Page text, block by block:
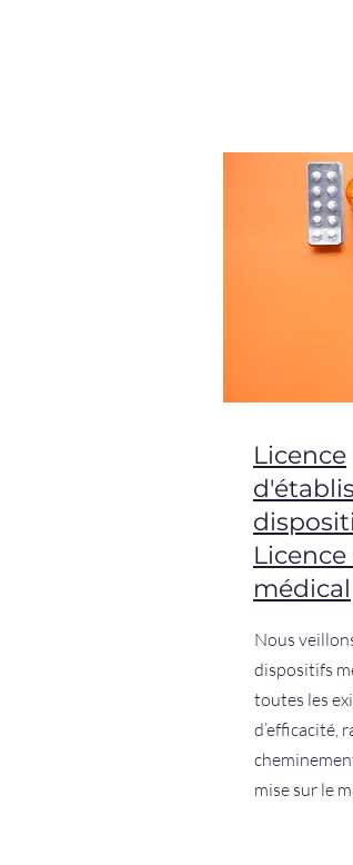
Licence
médical
Nous
dispositifs
toutes les
d’efficacité,
mise sur le